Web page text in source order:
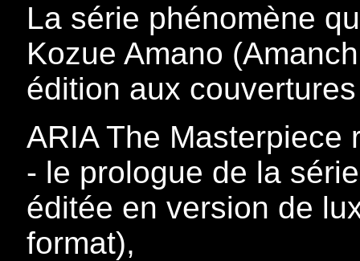
La série phénomène
Kozue Amano
édition aux
ARIA The Masterpiece
- le prologue de la
éditée en version de
format),